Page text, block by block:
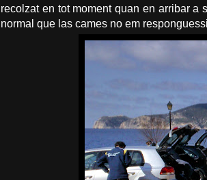
recolzat en tot moment quan en arribar a
normal que las cames no em